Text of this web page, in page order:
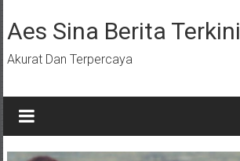
ke
konten
Aes Sina Berita Terkini
Akurat Dan Terpercaya